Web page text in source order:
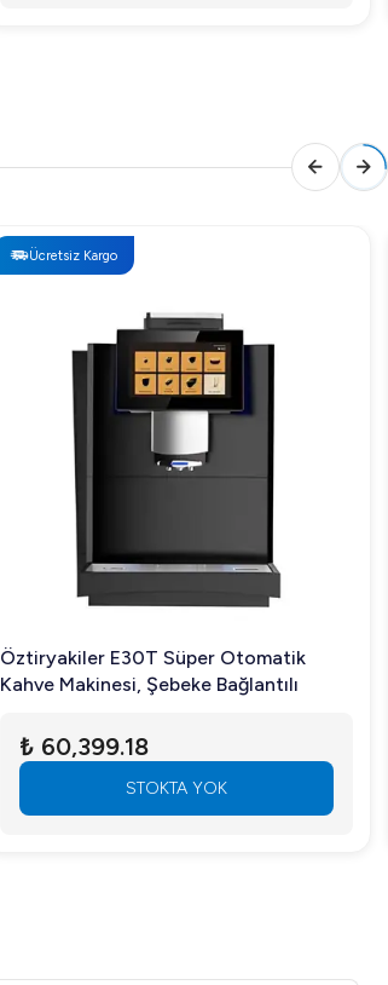
Ücretsiz Kargo
Öztiryakiler E30T Süper Otomatik
Kahve Makinesi, Şebeke Bağlantılı
₺ 60,399.18
STOKTA YOK